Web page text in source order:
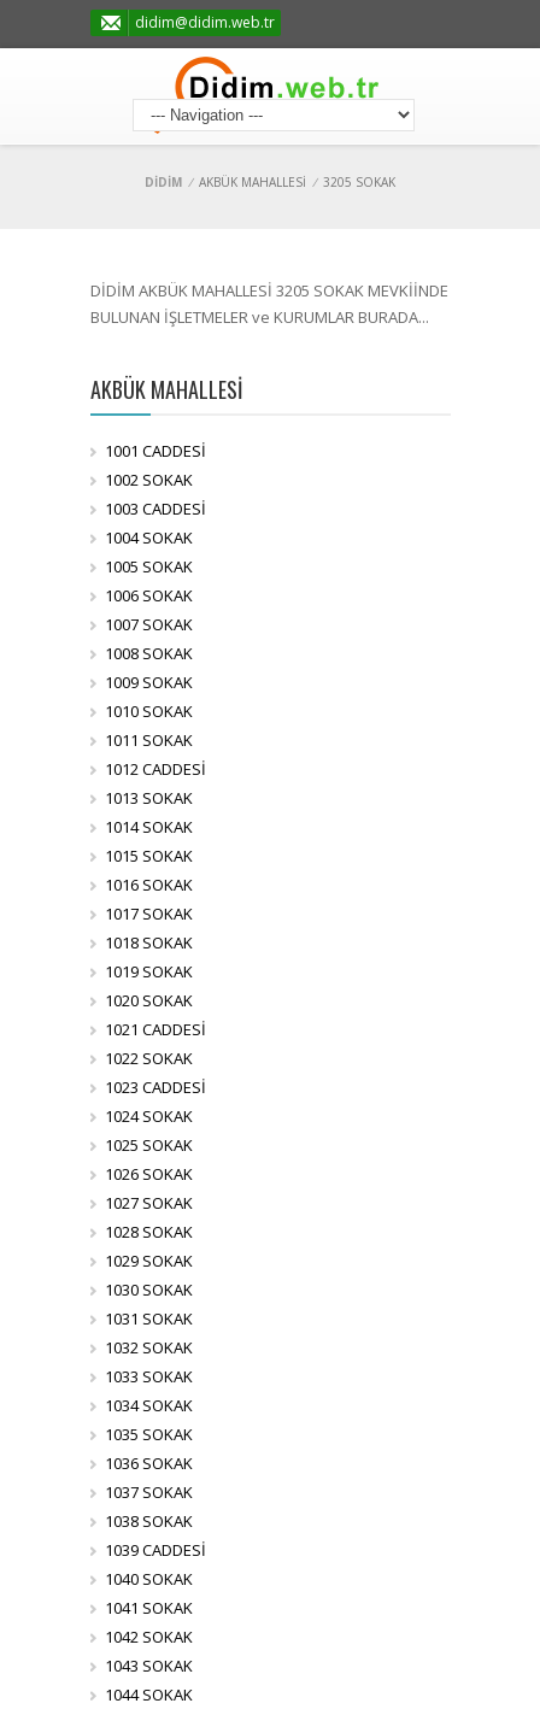
didim@didim.web.tr
DİDİM / AKBÜK MAHALLESİ / 3205 SOKAK
DİDİM AKBÜK MAHALLESİ 3205 SOKAK MEVKİİNDE
BULUNAN İŞLETMELER ve KURUMLAR BURADA...
AKBÜK MAHALLESİ
1001 CADDESİ
1002 SOKAK
1003 CADDESİ
1004 SOKAK
1005 SOKAK
1006 SOKAK
1007 SOKAK
1008 SOKAK
1009 SOKAK
1010 SOKAK
1011 SOKAK
1012 CADDESİ
1013 SOKAK
1014 SOKAK
1015 SOKAK
1016 SOKAK
1017 SOKAK
1018 SOKAK
1019 SOKAK
1020 SOKAK
1021 CADDESİ
1022 SOKAK
1023 CADDESİ
1024 SOKAK
1025 SOKAK
1026 SOKAK
1027 SOKAK
1028 SOKAK
1029 SOKAK
1030 SOKAK
1031 SOKAK
1032 SOKAK
1033 SOKAK
1034 SOKAK
1035 SOKAK
1036 SOKAK
1037 SOKAK
1038 SOKAK
1039 CADDESİ
1040 SOKAK
1041 SOKAK
1042 SOKAK
1043 SOKAK
1044 SOKAK